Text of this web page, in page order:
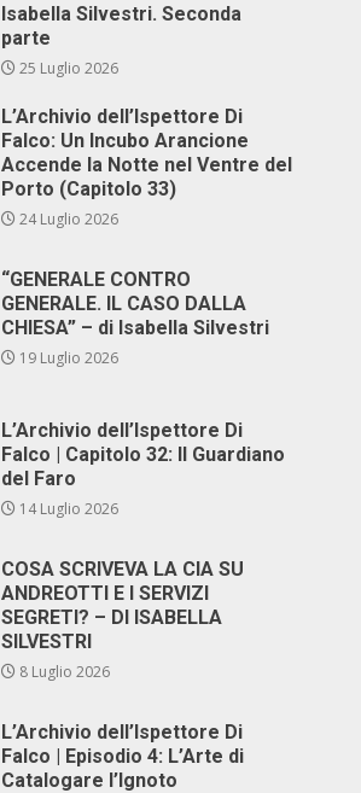
Isabella Silvestri. Seconda
parte
25 Luglio 2026
L’Archivio dell’Ispettore Di
Falco: Un Incubo Arancione
Accende la Notte nel Ventre del
Porto (Capitolo 33)
24 Luglio 2026
“GENERALE CONTRO
GENERALE. IL CASO DALLA
CHIESA” – di Isabella Silvestri
19 Luglio 2026
L’Archivio dell’Ispettore Di
Falco | Capitolo 32: Il Guardiano
del Faro
14 Luglio 2026
COSA SCRIVEVA LA CIA SU
ANDREOTTI E I SERVIZI
SEGRETI? – DI ISABELLA
SILVESTRI
8 Luglio 2026
L’Archivio dell’Ispettore Di
Falco | Episodio 4: L’Arte di
Catalogare l’Ignoto